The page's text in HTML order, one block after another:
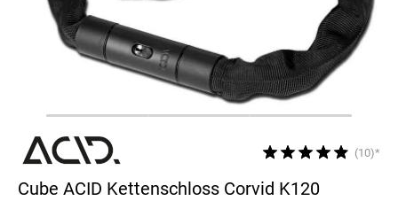
(10)*
Cube ACID Kettenschloss Corvid K120